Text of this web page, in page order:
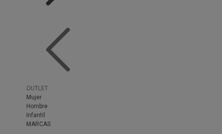
OUTLET
Mujer
Hombre
Infantil
MARCAS